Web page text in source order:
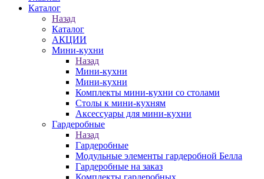
Каталог
Назад
Каталог
АКЦИИ
Мини-кухни
Назад
Мини-кухни
Мини-кухни
Комплекты мини-кухни со столами
Столы к мини-кухням
Аксессуары для мини-кухни
Гардеробные
Назад
Гардеробные
Модульные элементы гардеробной Белла
Гардеробные на заказ
Комплекты гардеробных